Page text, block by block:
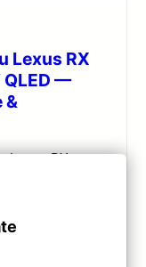
Lexus RX
QLED —
&
Lexus RX: